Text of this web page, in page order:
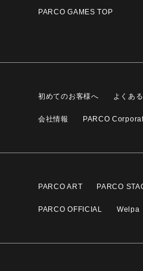
PARCO GAMES TOP
初めてのお客様へ よくあ
会社情報 PARCO
PARCO ART PARCO
PARCO OFFICIAL Welpa